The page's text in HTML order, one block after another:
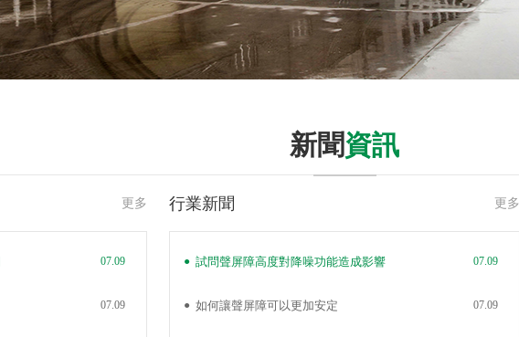
高架橋梁聲屏障案例
橋梁聲屏障是指當噪聲源與接受者處于一定距離時，為了減少噪聲對接受者
音...
新聞資訊
更多
07.09
07.09
行業新聞 更多
● 試問聲屏障高度對降噪功能造成影響 07.09
● 如何讓聲屏障可以更加安定 07.09